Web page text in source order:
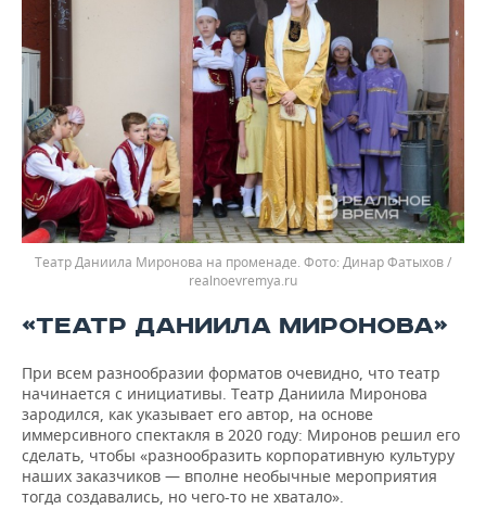
Театр Даниила Миронова на променаде.
Динар Фатыхов /
realnoevremya.ru
«ТЕАТР ДАНИИЛА МИРОНОВА»
При всем разнообразии форматов очевидно, что театр
начинается с инициативы. Театр Даниила Миронова
зародился, как указывает его автор, на основе
иммерсивного спектакля в 2020 году: Миронов решил его
сделать, чтобы «разнообразить корпоративную культуру
наших заказчиков — вполне необычные мероприятия
тогда создавались, но чего-то не хватало».